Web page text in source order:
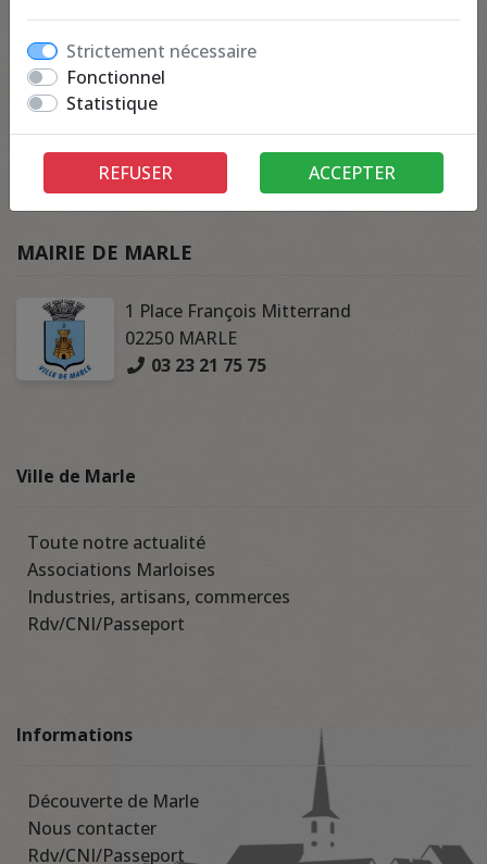
Strictement nécessaire
Fonctionnel
Statistique
REFUSER ACCEPTER
MAIRIE DE MARLE
1 Place François Mitterrand
02250 MARLE
03 23 21 75 75
Ville de Marle
Toute notre actualité
Associations Marloises
Industries, artisans, commerces
Rdv/CNI/Passeport
Informations
Découverte de Marle
Nous contacter
Rdv/CNI/Passeport